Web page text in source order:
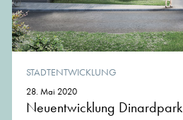
STADTENTWICKLUNG
28. Mai 2020
Neuentwicklung Dinardpark